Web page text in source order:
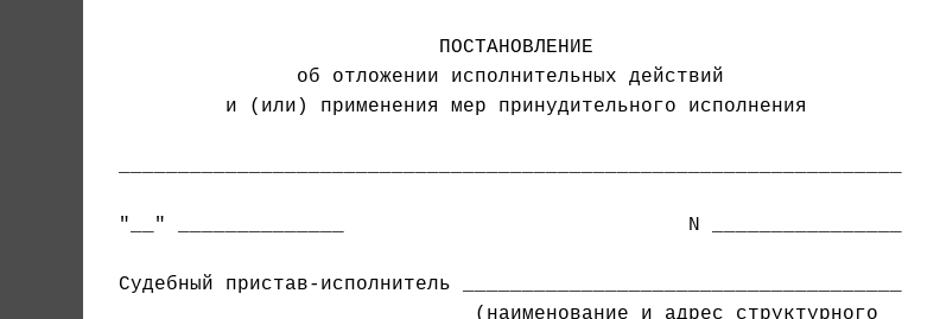
                           ПОСТАНОВЛЕНИЕ
               об отложении исполнительных действий
         и (или) применения мер принудительного исполнения
"__" ______________                             N ________________